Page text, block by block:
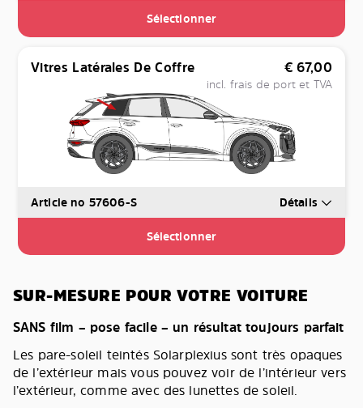
Sélectionner
Vitres Latérales De Coffre € 67,00
incl. frais de port et TVA
Article no 57606-S Détails
Sélectionner
SUR-MESURE POUR VOTRE VOITURE
SANS film – pose facile – un résultat toujours parfait
Les pare-soleil teintés Solarplexius sont très opaques
de l’extérieur mais vous pouvez voir de l’intérieur vers
l’extérieur, comme avec des lunettes de soleil.